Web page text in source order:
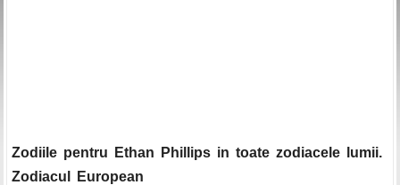
Zodiile pentru Ethan Phillips in toate zodiacele lumii.
Zodiacul European